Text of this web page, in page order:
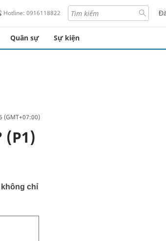
Hotline: 0916118822
Quân sự Sự kiện
(P1)
không chỉ